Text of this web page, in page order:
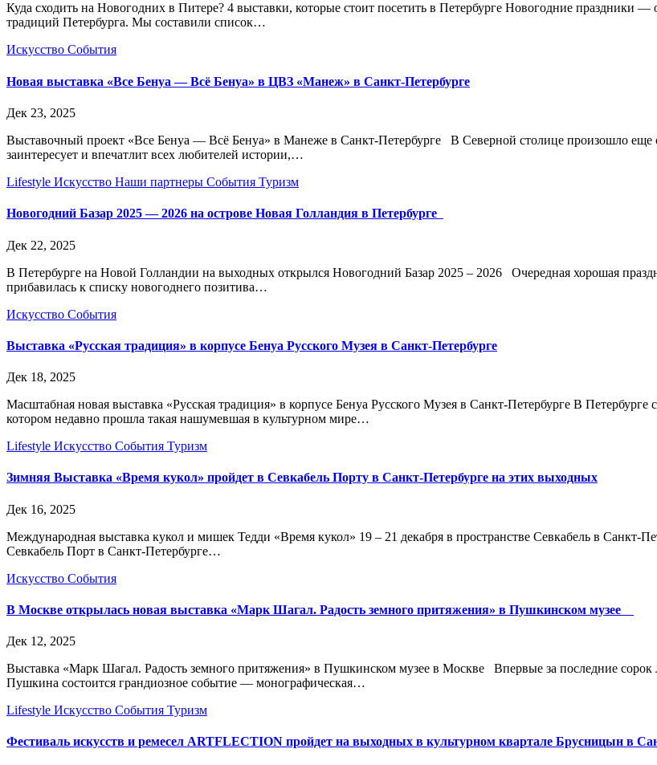
Куда сходить на Новогодних в Питере? 4 выставки, которые стоит посетить в Петербурге Новогодние праздники —
традиций Петербурга. Мы составили список…
Искусство События
Новая выставка «Все Бенуа — Всё Бенуа» в ЦВЗ «Манеж» в Санкт-Петербурге
Дек 23, 2025
Выставочный проект «Все Бенуа — Всё Бенуа» в Манеже в Санкт-Петербурге В Северной столице произошло еще
заинтересует и впечатлит всех любителей истории,…
Lifestyle Искусство Наши партнеры События Туризм
Новогодний Базар 2025 — 2026 на острове Новая Голландия в Петербурге
Дек 22, 2025
В Петербурге на Новой Голландии на выходных открылся Новогодний Базар 2025 – 2026 Очередная хорошая
прибавилась к списку новогоднего позитива…
Искусство События
Выставка «Русская традиция» в корпусе Бенуа Русского Музея в Санкт-Петербурге
Дек 18, 2025
Масштабная новая выставка «Русская традиция» в корпусе Бенуа Русского Музея в Санкт-Петербурге В
котором недавно прошла такая нашумевшая в культурном мире…
Lifestyle Искусство События Туризм
Зимняя Выставка «Время кукол» пройдет в Севкабель Порту в Санкт-Петербурге на этих выходных
Дек 16, 2025
Международная выставка кукол и мишек Тедди «Время кукол» 19 – 21 декабря в пространстве Севкабель в Санкт-
Севкабель Порт в Санкт-Петербурге…
Искусство События
В Москве открылась новая выставка «Марк Шагал. Радость земного притяжения» в Пушкинском музее
Дек 12, 2025
Выставка «Марк Шагал. Радость земного притяжения» в Пушкинском музее в Москве Впервые за последние сорок
Пушкина состоится грандиозное событие — монографическая…
Lifestyle Искусство События Туризм
Фестиваль искусств и ремесел ARTFLECTION пройдет на выходных в культурном квартале Брусницын в